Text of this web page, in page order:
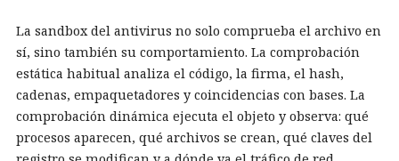
La sandbox del antivirus no solo comprueba el archivo en
sí, sino también su comportamiento. La comprobación
estática habitual analiza el código, la firma, el hash,
cadenas, empaquetadores y coincidencias con bases. La
comprobación dinámica ejecuta el objeto y observa: qué
procesos aparecen, qué archivos se crean, qué claves del